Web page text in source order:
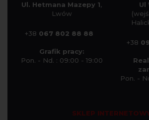
Ul. Hetmana Mazepy 1,
Lwów
+38 067 802 88 88
Grafik pracy:
Pon. - Nd. : 09:00 - 19:00
Ul
+38
Pon. -
SKLEP